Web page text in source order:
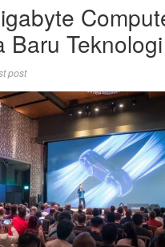
Baru
post